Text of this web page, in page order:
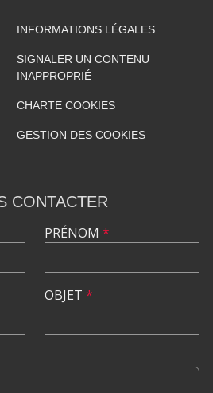
INFORMATIONS LÉGALES
SIGNALER UN CONTENU
INAPPROPRIÉ
CHARTE COOKIES
GESTION DES COOKIES
CONTACTER
PRÉNOM *
OBJET *